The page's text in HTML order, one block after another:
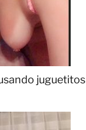
juguetitos